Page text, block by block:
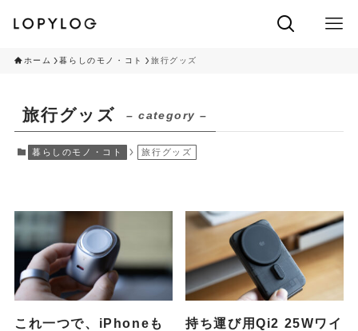
ホーム 暮らしのモノ・コト 旅行グッズ
旅行グッズ – category –
暮らしのモノ・コト 旅行グッズ
これ一つで、iPhoneも
持ち運び用Qi2 25Wワイ